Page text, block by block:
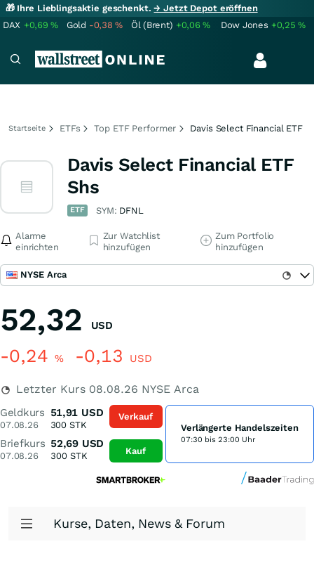
🎁 Ihre Lieblingsaktie geschenkt.→ Jetzt Depot eröffnen
DAX +0,69% Gold -0,38% Öl (Brent) +0,06% Dow Jones +0,25%
Startseite ETFs Top ETF Performer Davis Select Financial ETF
Davis Select Financial ETF
Shs
ETF SYM: DFNL
Alarme
einrichten
Zur Watchlist
hinzufügen
Zum Portfolio
hinzufügen
NYSE Arca
52,32 USD
-0,24 % -0,13 USD
Letzter Kurs 08.08.26 NYSE Arca
Geldkurs
07.08.26
51,91 USD
300 STK
Briefkurs
07.08.26
52,69 USD
300STK
Verkauf
Kauf
Verlängerte Handelszeiten
07:30 bis 23:00 Uhr
Kurse, Daten, News & Forum